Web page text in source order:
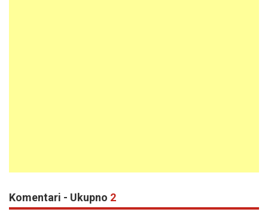
Komentari - Ukupno 2